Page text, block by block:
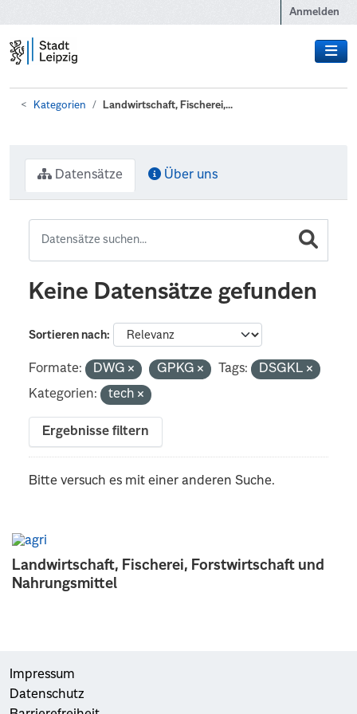
Anmelden
Kategorien Landwirtschaft, Fischerei,...
Landwirtschaft, Fischerei, Forstwirtschaft und
Nahrungsmittel
Datensätze Über uns
Keine Datensätze gefunden
Sortieren nach
Formate: DWG GPKG Tags:
DSGKL
Kategorien:
tech
Ergebnisse filtern
Bitte versuch es mit einer anderen Suche.
Impressum
Datenschutz